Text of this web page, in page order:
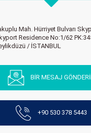
Mah. Hürriyet Bulvarı
Residence No:1/62
/ İSTANBUL
BİR MESAJ
+90 530 378 5443